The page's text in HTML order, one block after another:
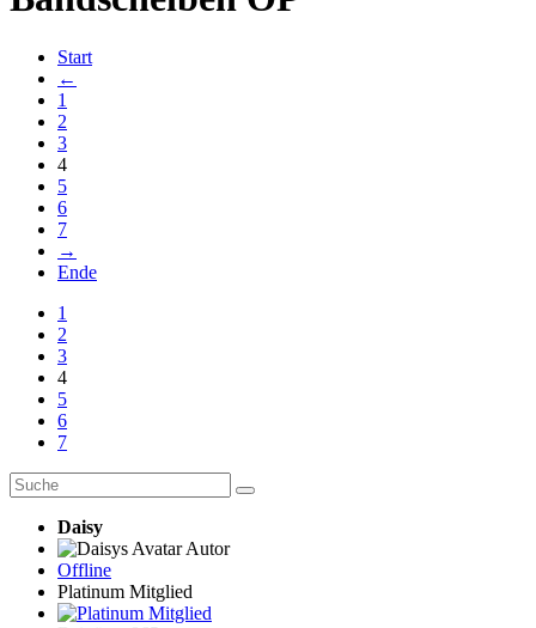
Start
←
1
2
3
4
5
6
7
→
Ende
1
2
3
4
5
6
7
Daisy
Autor
Offline
Platinum Mitglied